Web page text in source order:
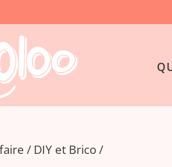
DIY et Brico